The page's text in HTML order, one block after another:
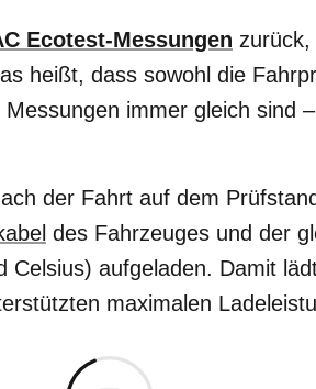
Ecotest-Messungen zurück,
heißt, dass sowohl die
immer gleich sind
der Fahrt auf dem
des Fahrzeuges und der
Celsius) aufgeladen. Damit
maximalen